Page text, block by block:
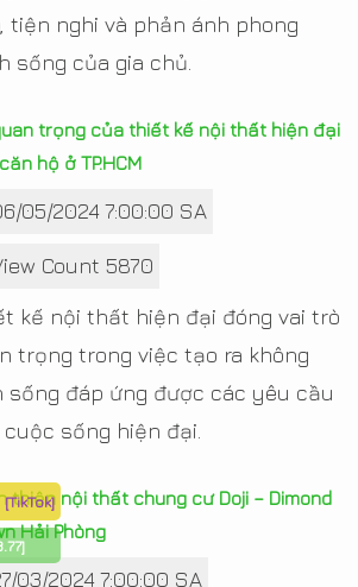
tiện nghi và phản ánh phong
sống của gia chủ.
trọng của thiết kế nội thất hiện đại
hộ ở TP.HCM
05/2024 7:00:00 SA
Count 5870
kế nội thất hiện đại đóng vai trò
trọng trong việc tạo ra không
sống đáp ứng được các yêu cầu
cuộc sống hiện đại.
thiện nội thất chung cư Doji – Dimond
Hải Phòng
03/2024 7:00:00 SA
[TikTok]